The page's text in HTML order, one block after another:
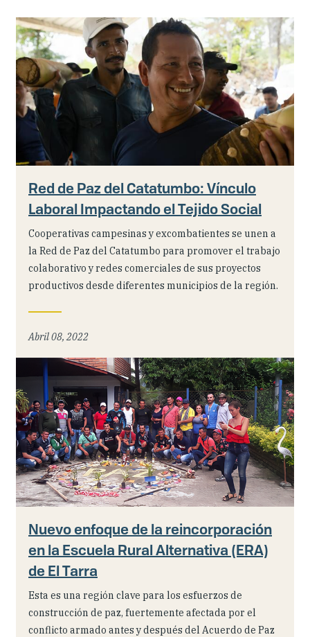
Red de Paz del Catatumbo: Vínculo
Laboral Impactando el Tejido Social
Cooperativas campesinas y excombatientes se unen a
la Red de Paz del Catatumbo para promover el trabajo
colaborativo y redes comerciales de sus proyectos
productivos desde diferentes municipios de la región.
Abril 08, 2022
Nuevo enfoque de la reincorporación
en la Escuela Rural Alternativa (ERA)
de El Tarra
Esta es una región clave para los esfuerzos de
construcción de paz, fuertemente afectada por el
conflicto armado antes y después del Acuerdo de Paz